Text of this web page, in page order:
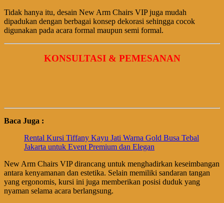
Tidak hanya itu, desain New Arm Chairs VIP juga mudah
dipadukan dengan berbagai konsep dekorasi sehingga cocok
digunakan pada acara formal maupun semi formal.
KONSULTASI & PEMESANAN
Baca Juga :
Rental Kursi Tiffany Kayu Jati Warna Gold Busa Tebal
Jakarta untuk Event Premium dan Elegan
New Arm Chairs VIP dirancang untuk menghadirkan keseimbangan
antara kenyamanan dan estetika. Selain memiliki sandaran tangan
yang ergonomis, kursi ini juga memberikan posisi duduk yang
nyaman selama acara berlangsung.